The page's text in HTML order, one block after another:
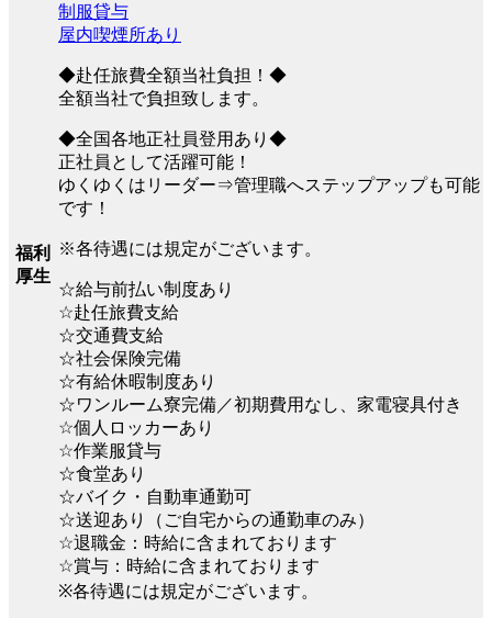
福利
厚生
制服貸与
屋内喫煙所あり
◆赴任旅費全額当社負担！◆
全額当社で負担致します。
◆全国各地正社員登用あり◆
正社員として活躍可能！
ゆくゆくはリーダー⇒管理職へステップアップも可能
です！
※各待遇には規定がございます。
☆給与前払い制度あり
☆赴任旅費支給
☆交通費支給
☆社会保険完備
☆有給休暇制度あり
☆ワンルーム寮完備／初期費用なし、家電寝具付き
☆個人ロッカーあり
☆作業服貸与
☆食堂あり
☆バイク・自動車通勤可
☆送迎あり（ご自宅からの通勤車のみ）
☆退職金：時給に含まれております
☆賞与：時給に含まれております
※各待遇には規定がございます。